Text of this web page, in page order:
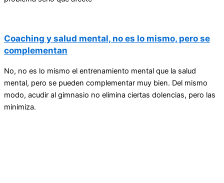
Coaching y salud mental, no es lo mismo, pero se
complementan
No, no es lo mismo el entrenamiento mental que la salud
mental, pero se pueden complementar muy bien. Del mismo
modo, acudir al gimnasio no elimina ciertas dolencias, pero las
minimiza.